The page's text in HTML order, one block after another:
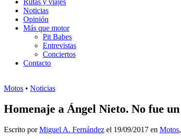
Noticias
Opinión
Más que motor
Pit Babes
Entrevistas
Conciertos
Contacto
Motos • Noticias
Homenaje a Ángel Nieto. No fue
Escrito porMiguel A. Fernández el 19/09/2017 en Motos,